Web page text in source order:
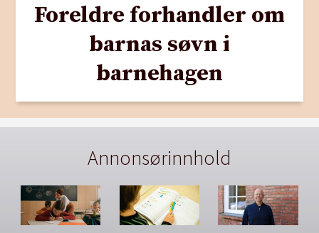
Foreldre forhandler om
barnas søvn i
barnehagen
Annonsørinnhold